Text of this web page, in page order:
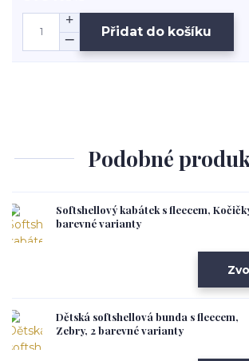
Přidat do košíku
Podobné
Softshellový kabátek s fleecem,
barevné varianty
Dětská softshellová bunda s fleecem,
Zebry, 2 barevné varianty